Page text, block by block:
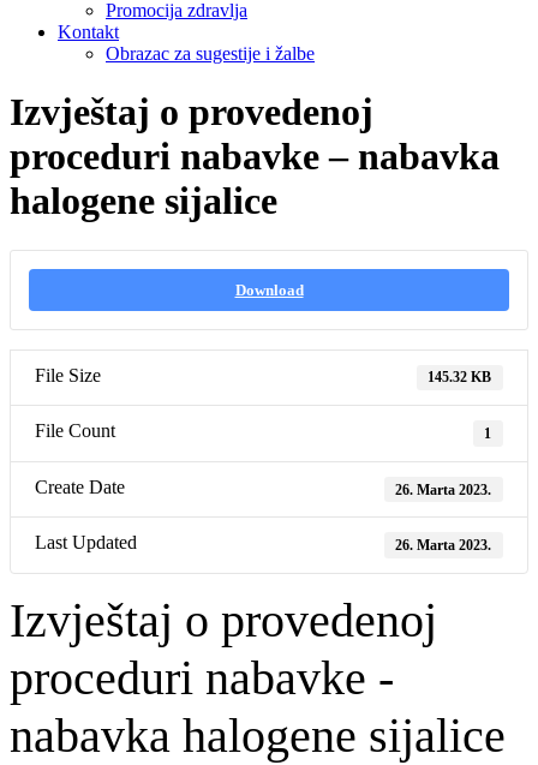
Promocija zdravlja
Kontakt
Obrazac za sugestije i žalbe
Izvještaj o provedenoj
proceduri nabavke – nabavka
halogene sijalice
Download
File Size 145.32 KB
File Count 1
Create Date 26. Marta 2023.
Last Updated 26. Marta 2023.
Izvještaj o provedenoj
proceduri nabavke -
nabavka halogene sijalice